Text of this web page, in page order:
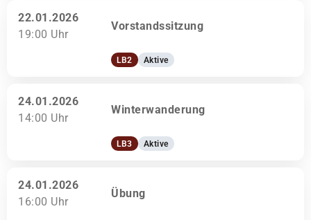
22.01.2026
19:00 Uhr
Vorstandssitzung
LB2 Aktive
24.01.2026
14:00 Uhr
Winterwanderung
LB3 Aktive
24.01.2026
16:00 Uhr
Übung